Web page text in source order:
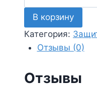
товара
Защитные
сетки
114
В корзину
Категория:
Отзывы (0)
Отзывы